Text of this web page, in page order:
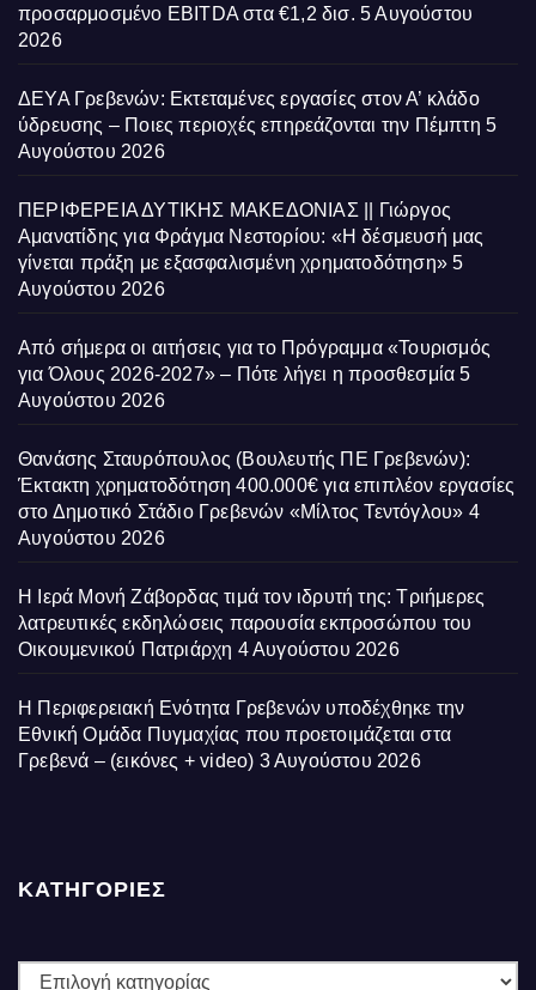
προσαρμοσμένο EBITDA στα €1,2 δισ. 5 Αυγούστου
2026
ΔΕΥΑ Γρεβενών: Εκτεταμένες εργασίες στον Α’ κλάδο
ύδρευσης – Ποιες περιοχές επηρεάζονται την Πέμπτη 5
Αυγούστου 2026
ΠΕΡΙΦΕΡΕΙΑ ΔΥΤΙΚΗΣ ΜΑΚΕΔΟΝΙΑΣ || Γιώργος
Αμανατίδης για Φράγμα Νεστορίου: «Η δέσμευσή μας
γίνεται πράξη με εξασφαλισμένη χρηματοδότηση» 5
Αυγούστου 2026
Από σήμερα οι αιτήσεις για το Πρόγραμμα «Τουρισμός
για Όλους 2026-2027» – Πότε λήγει η προσθεσμία 5
Αυγούστου 2026
Θανάσης Σταυρόπουλος (Βουλευτής ΠΕ Γρεβενών):
Έκτακτη χρηματοδότηση 400.000€ για επιπλέον εργασίες
στο Δημοτικό Στάδιο Γρεβενών «Μίλτος Τεντόγλου» 4
Αυγούστου 2026
Η Ιερά Μονή Ζάβορδας τιμά τον ιδρυτή της: Τριήμερες
λατρευτικές εκδηλώσεις παρουσία εκπροσώπου του
Οικουμενικού Πατριάρχη 4 Αυγούστου 2026
Η Περιφερειακή Ενότητα Γρεβενών υποδέχθηκε την
Εθνική Ομάδα Πυγμαχίας που προετοιμάζεται στα
Γρεβενά – (εικόνες + video) 3 Αυγούστου 2026
ΚΑΤΗΓΟΡΙΕΣ
ΚΑΤΗΓΟΡΙΕΣ